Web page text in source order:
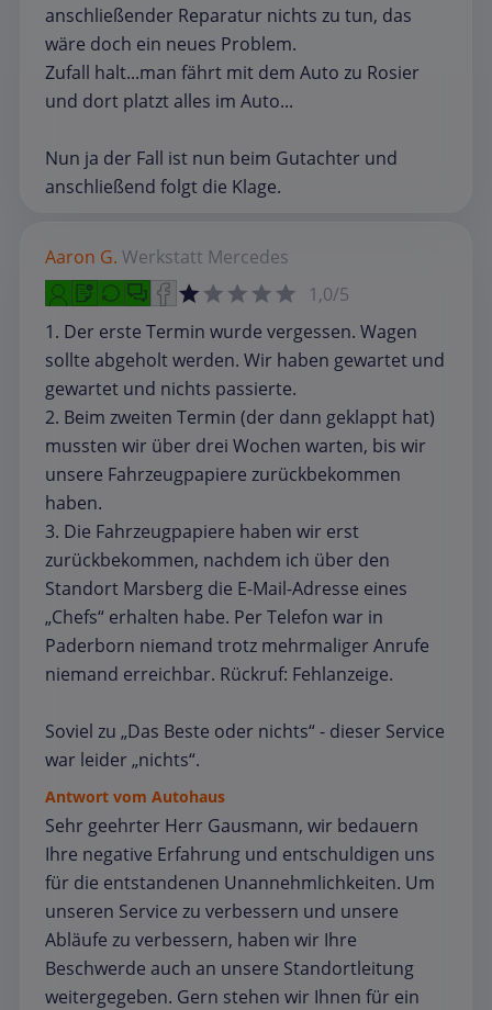
anschließender Reparatur nichts zu tun, das
wäre doch ein neues Problem.
Zufall halt...man fährt mit dem Auto zu Rosier
und dort platzt alles im Auto...
Nun ja der Fall ist nun beim Gutachter und
anschließend folgt die Klage.
Aaron G. Werkstatt Mercedes
1,0/5
1. Der erste Termin wurde vergessen. Wagen
sollte abgeholt werden. Wir haben gewartet und
gewartet und nichts passierte.
2. Beim zweiten Termin (der dann geklappt hat)
mussten wir über drei Wochen warten, bis wir
unsere Fahrzeugpapiere zurückbekommen
haben.
3. Die Fahrzeugpapiere haben wir erst
zurückbekommen, nachdem ich über den
Standort Marsberg die E-Mail-Adresse eines
„Chefs“ erhalten habe. Per Telefon war in
Paderborn niemand trotz mehrmaliger Anrufe
niemand erreichbar. Rückruf: Fehlanzeige.
Soviel zu „Das Beste oder nichts“ - dieser Service
war leider „nichts“.
Antwort vom Autohaus
Sehr geehrter Herr Gausmann, wir bedauern
Ihre negative Erfahrung und entschuldigen uns
für die entstandenen Unannehmlichkeiten. Um
unseren Service zu verbessern und unsere
Abläufe zu verbessern, haben wir Ihre
Beschwerde auch an unsere Standortleitung
weitergegeben. Gern stehen wir Ihnen für ein